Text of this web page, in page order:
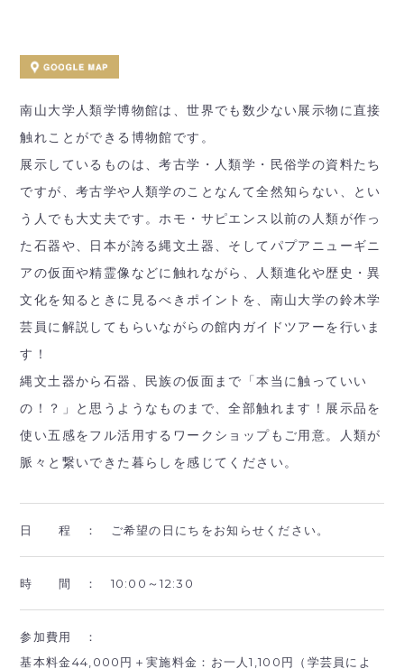
南山大学人類学博物館は、世界でも数少ない展示物に直接
触れことができる博物館です。
展示しているものは、考古学・人類学・民俗学の資料たち
ですが、考古学や人類学のことなんて全然知らない、とい
う人でも大丈夫です。ホモ・サピエンス以前の人類が作っ
た石器や、日本が誇る縄文土器、そしてパプアニューギニ
アの仮面や精霊像などに触れながら、人類進化や歴史・異
文化を知るときに見るべきポイントを、南山大学の鈴木学
芸員に解説してもらいながらの館内ガイドツアーを行いま
す！
縄文土器から石器、民族の仮面まで「本当に触っていい
の！？」と思うようなものまで、全部触れます！展示品を
使い五感をフル活用するワークショップもご用意。人類が
脈々と繋いできた暮らしを感じてください。
日 程 ： ご希望の日にちをお知らせください。
時 間 ： 10:00～12:30
参加費用 ：
基本料金44,000円＋実施料金：お一人1,100円（学芸員によ